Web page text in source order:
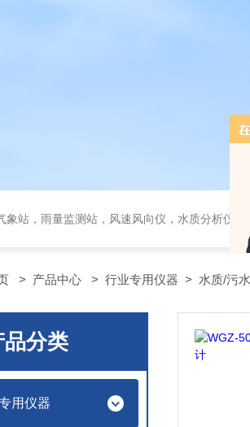
象站，雨量监测站，风速风向仪，水质分析仪，
> 产品中心 > 行业专用仪器 > 水质/污
品分类
用仪器